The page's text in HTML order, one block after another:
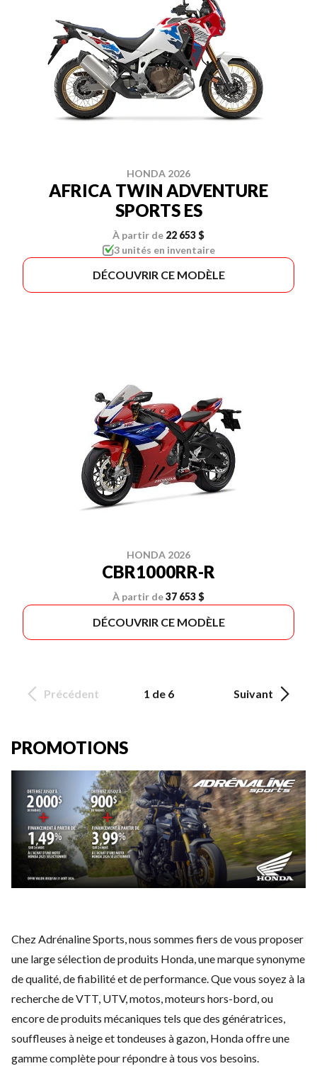
HONDA 2026
AFRICA TWIN ADVENTURE
SPORTS ES
À partir de 22 653 $
3 unités en inventaire
DÉCOUVRIR CE MODÈLE
HONDA 2026
CBR1000RR-R
À partir de37 653 $
DÉCOUVRIR CE MODÈLE
Précédent 1 de 6 Suivant
PROMOTIONS
Chez Adrénaline Sports, nous sommes fiers de vous proposer
une large sélection de produits Honda, une marque synonyme
de qualité, de fiabilité et de performance. Que vous soyez à la
recherche deVTT, UTV,motos,moteurs hors-bord, ou
encore deproduits mécaniques tels que des génératrices,
souffleuses à neigeettondeuses à gazon, Honda offre une
gamme complète pour répondre à tous vos besoins.